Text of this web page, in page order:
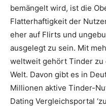
bemängelt wird, ist die
Flatterhaftigkeit der
eher auf Flirts und
ausgelegt zu sein. Mit
weltweit gehört Tinder zu
Welt. Davon gibt es in
Millionen aktive Tinder-
Dating Vergleichsportal